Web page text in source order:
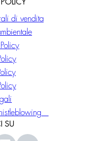
di vendita
SU